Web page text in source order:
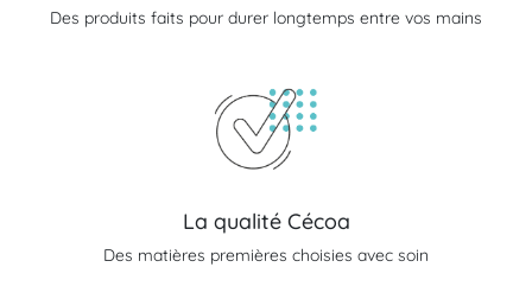
Des produits faits pour durer longtemps entre vos mains
La qualité Cécoa
Des matières premières choisies avec soin